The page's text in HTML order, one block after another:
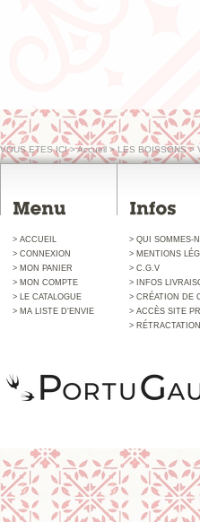
VOUS ETES ICI>Accueil >LES BOISSONS >
> ACCUEIL
> CONNEXION
> MON PANIER
> MON COMPTE
> LE CATALOGUE
> MA LISTE D'ENVIE
> QUI SOMMES-
> MENTIONS
> C.G.V
> INFOS
> CRÉATION DE
> ACCÈS SITE
> RÉTRACTATION